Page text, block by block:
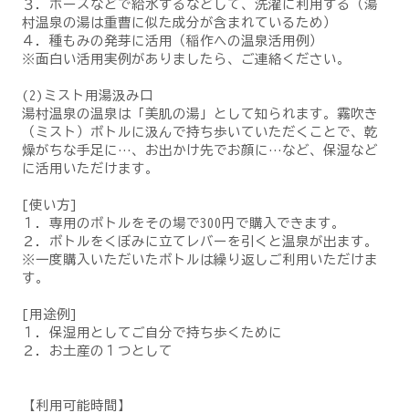
３．ホースなどで給水するなどして、洗濯に利用する（湯
村温泉の湯は重曹に似た成分が含まれているため）
４．種もみの発芽に活用（稲作への温泉活用例）
※面白い活用実例がありましたら、ご連絡ください。
(2)ミスト用湯汲み口
湯村温泉の温泉は「美肌の湯」として知られます。霧吹き
（ミスト）ボトルに汲んで持ち歩いていただくことで、乾
燥がちな手足に…、お出かけ先でお顔に…など、保湿など
に活用いただけます。
[使い方]
１．専用のボトルをその場で300円で購入できます。
２．ボトルをくぼみに立てレバーを引くと温泉が出ます。
※一度購入いただいたボトルは繰り返しご利用いただけま
す。
[用途例]
１．保湿用としてご自分で持ち歩くために
２．お土産の１つとして
【利用可能時間】